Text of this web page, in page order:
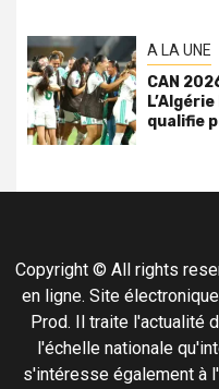
A LA UNE
CAN
qualifie
Copyright © All rights
en ligne. Site
Prod. Il traite l'actualité
l'échelle nationale
s'intéresse également à